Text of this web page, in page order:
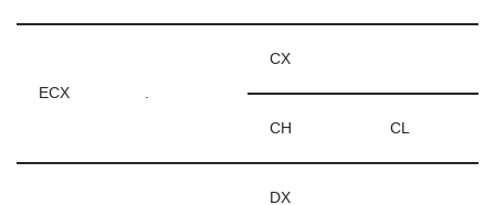
ECX .
CX
CH CL
DX